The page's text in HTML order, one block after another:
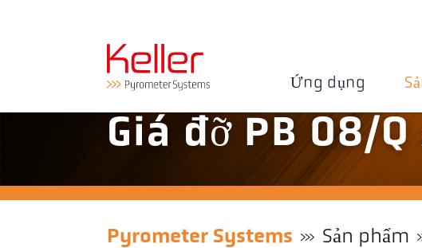
Ứng dụng
Giá đỡ PB 08/Q
Pyrometer Systems Sản phẩm